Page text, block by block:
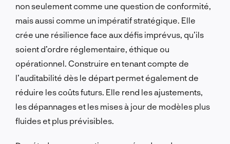
non seulement comme une question de conformité,
mais aussi comme un impératif stratégique. Elle
crée une résilience face aux défis imprévus, qu’ils
soient d’ordre réglementaire, éthique ou
opérationnel. Construire en tenant compte de
l’auditabilité dès le départ permet également de
réduire les coûts futurs. Elle rend les ajustements,
les dépannages et les mises à jour de modèles plus
fluides et plus prévisibles.